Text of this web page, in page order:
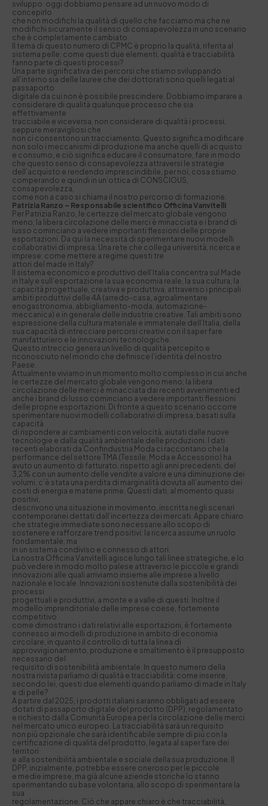
sviluppo: oggi dobbiamo pensare ad un nuovo modo di
concepirlo
che non modifichi la qualità di quello che facciamo ma che ne
modifichi sicuramente il senso di consapevolezza in uno scenario
che è completamente cambiato.
Il tema di questo numero di CPMC è proprio la qualità, riferita al
sistema pelle: come questi due elementi, qualità e tracciabilità
fanno parte di questi processi?
Una parte significativa dei percorsi che stiamo sviluppando
all’interno sia delle lauree che dei dottorati sono quelli legati al
passaporto
digitale da cui non è possibile prescindere. Dobbiamo imparare a
considerare di qualità qualunque processo che sia
effettivamente
tracciabile e viceversa, non considerare di qualità i processi,
seppure meravigliosi che
non ci consentono un tracciamento. Questo significa modificare
non solo i meccanismi di produzione ma anche quelli di acquisto
e consumo, e ciò significa educare il consumatore, fare in modo
che questo senso di consapevolezza attraversi le strategie
dell’acquisto e rendendo imprescindibile, per noi, cosa stiamo
comperando e quindi in un’ottica di CONSCIOUS,
consapevolezza,
come non a caso si chiama il nostro percorso di formazione.
Patrizia Ranzo – Responsabile scientifico Officina Vanvitelli
Per Patrizia Ranzo, le certezze del mercato globale vengono
meno; la libera circolazione delle merci è minacciata e i brand di
lusso cominciano a vedere importanti flessioni delle proprie
esportazioni. Da qui la necessità di sperimentare nuovi modelli
collaborativi di impresa. Una rete che collega università, ricerca e
imprese: come mettere a regime questi tre
attori del made in Italy?
Il sistema economico e produttivo dell’Italia concentra sul Made
in Italy e sull’esportazione la sua economia reale, la sua cultura, la
capacità progettuale, creativa e produttiva, attraverso i principali
ambiti produttivi delle 4A (arredo-casa, agroalimentare
enogastronomia, abbigliamento-moda, automazione-
meccanica) e in generale delle industrie creative. Tali ambiti sono
espressione della cultura materiale e immateriale dell’Italia, della
sua capacità di intrecciare percorsi creativi con il saper fare
manifatturiero e le innovazioni tecnologiche.
Questo intreccio genera un livello di qualità percepito e
riconosciuto nel mondo che definisce l’identità del nostro
Paese.
Attualmente viviamo in un momento molto complesso in cui anche
le certezze del mercato globale vengono meno; la libera
circolazione delle merci è minacciata dai recenti avvenimenti ed
anche i brand di lusso cominciano a vedere importanti flessioni
delle proprie esportazioni. Di fronte a questo scenario occorre
sperimentare nuovi modelli collaborativi di impresa, basati sulla
capacità
di rispondere ai cambiamenti con velocità, aiutati dalle nuove
tecnologie e dalla qualità ambientale delle produzioni. I dati
recenti elaborati da Confindustria Moda ci raccontano che la
performance del settore TMA (Tessile, Moda e Accessorio) ha
avuto un aumento di fatturato, rispetto agli anni precedenti, del
3,2% con un aumento delle vendite a valore e una diminuzione dei
volumi; c’è stata una perdita di marginalità dovuta all’aumento dei
costi di energia e materie prime. Questi dati, al momento quasi
positivi,
descrivono una situazione in movimento, inscritta negli scenari
contemporanei dettati dall’incertezza dei mercati. Appare chiaro
che strategie immediate sono necessarie allo scopo di
sostenere e rafforzare trend positivi; la ricerca assume un ruolo
fondamentale, ma
in un sistema condiviso e connesso di attori.
La nostra Officina Vanvitelli agisce lungo tali linee strategiche, e lo
può vedere in modo molto palese attraverso le piccole e grandi
innovazioni alle quali arriviamo insieme alle imprese a livello
nazionale e locale. Innovazioni sostenute dalla sostenibilità dei
processi
progettuali e produttivi, a monte e a valle di questi. Inoltre il
modello imprenditoriale delle imprese coese, fortemente
competitivo
come dimostrano i dati relativi alle esportazioni, è fortemente
connesso ai modelli di produzione in ambito di economia
circolare, in quanto il controllo di tutta la linea di
approvvigionamento, produzione e smaltimento è il presupposto
necessario del
requisito di sostenibilità ambientale. In questo numero della
nostra rivista parliamo di qualità e tracciabilità: come inserire,
secondo lei, questi due elementi quando parliamo di made in Italy
e di pelle?
A partire dal 2025, i prodotti italiani saranno obbligati ad essere
dotati di passaporto digitale del prodotto (DPP), regolamentato
e richiesto dalla Comunità Europea per la circolazione delle merci
nel mercato unico europeo. La tracciabilità sarà un requisito
non più opzionale che sarà identificabile sempre di più con la
certificazione di qualità del prodotto, legata al saper fare dei
territori
e alla sostenibilità ambientale e sociale della sua produzione. Il
DPP, inizialmente, potrebbe essere oneroso per le piccole
e medie imprese, ma già alcune aziende storiche lo stanno
sperimentando su base volontaria, allo scopo di sperimentare la
sua
regolamentazione. Ciò che appare chiaro è che tracciabilità,